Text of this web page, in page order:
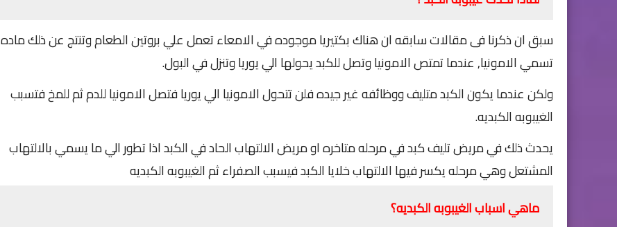
سبق ان ذكرنا فى مقالات سابقه ان هناك بكتيريا موجوده في الامعاء تعمل علي بروتين الطعام وتنتج عن ذلك ماده
تسمي الامونيا, عندما تمتص الامونيا وتصل للكبد يحولها الي يوريا وتنزل في البول.
ولكن عندما يكون الكبد متليف ووظائفه غير جيده فلن تتحول الامونيا الي يوريا فتصل الامونيا للدم ثم للمخ فتسبب
الغيبوبه الكبديه.
يحدث ذلك في مريض تليف كبد في مرحله متاخره او مريض الالتهاب الحاد في الكبد اذا تطور الي ما يسمي بالالتهاب
المشتعل وهي مرحله يكسر فيها الالتهاب خلايا الكبد فيسبب الصفراء ثم الغيبوبه الكبديه
ماهي اسباب الغيبوبه الكبديه؟